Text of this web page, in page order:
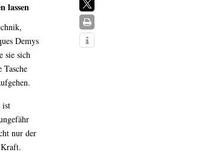
lassen
Demys
sie sich
ist
nur der